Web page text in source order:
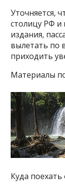
Уточняется,
столицу РФ и
издания,
вылетать по
приходить
Материалы
Куда